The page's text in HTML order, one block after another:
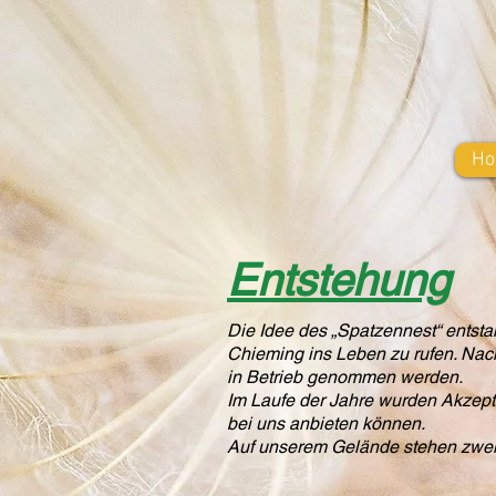
Entstehung
Die Idee des „Spatzennest“
Chieming ins Leben zu rufen.
in Betrieb genommen werden.
Im Laufe der Jahre wurden
bei uns anbieten können.
Auf unserem Gelände stehen